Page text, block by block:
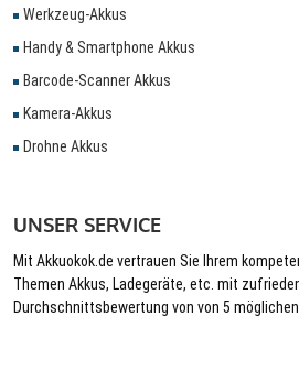
Werkzeug-Akkus
Handy & Smartphone Akkus
Barcode-Scanner Akkus
Kamera-Akkus
Drohne Akkus
UNSER SERVICE
Mit Akkuokok.de vertrauen Sie Ihrem
Themen Akkus, Ladegeräte, etc. mit
Durchschnittsbewertung von von 5